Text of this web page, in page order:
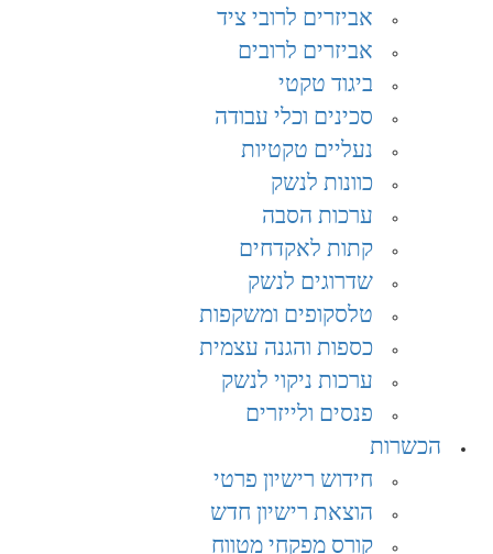
אביזרים לרובי ציד
אביזרים לרובים
ביגוד טקטי
סכינים וכלי עבודה
נעליים טקטיות
כוונות לנשק
ערכות הסבה
קתות לאקדחים
שדרוגים לנשק
טלסקופים ומשקפות
כספות והגנה עצמית
ערכות ניקוי לנשק
פנסים ולייזרים
הכשרות
חידוש רישיון פרטי
הוצאת רישיון חדש
קורס מפקחי מטווח